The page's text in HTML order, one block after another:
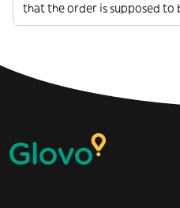
that the order is supposed to